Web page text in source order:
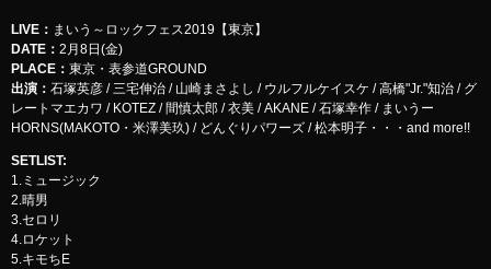
LIVE ： まいう～ロックフェス2019【東京】
DATE： 2月8日(金)
PLACE： 東京・表参道GROUND
出演： 石塚英彦 / 三宅伸治 / 山崎まさよし / ウルフルケイスケ / 高橋"Jr."知治 / グ
レートマエカワ / KOTEZ / 間慎太郎 / 衣美 / AKANE / 石塚幸作 / まいうー
HORNS(MAKOTO・米澤美玖) / どんぐりパワーズ / 松本明子・・・and more!!
SETLIST:
1.ミュージック
2.晴男
3.セロリ
4.ロケット
5.キモちE